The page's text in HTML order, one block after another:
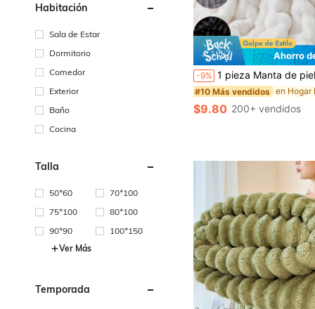
Habitación
Sala de Estar
Dormitorio
Comedor
Exterior
Baño
Cocina
Talla
50*60
70*100
75*100
80*100
90*90
100*150
Ver Más
Temporada
Ahorro
-9% 1 pieza Manta de piel de conejo sintética blanca, negra, gris y caqui, suave y cálida, estilo de lujo, manta multiusos, fácil de cuidar, ligera y versátil, disponible en múltiples colores y tamaños, manta de pelo largo esponjosa de lujo, suave y cómoda, adecuada para sala de estar, dormitorio y sofá,
#10 Más vendidos
$9.80 200+ vendidos